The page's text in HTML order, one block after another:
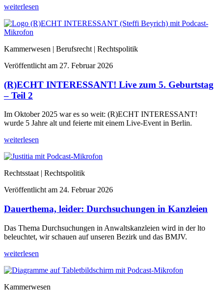
weiterlesen
Kammerwesen | Berufsrecht | Rechtspolitik
Veröffentlicht am 27. Februar 2026
(R)ECHT INTERESSANT! Live zum 5. Geburtstag
– Teil 2
Im Oktober 2025 war es so weit: (R)ECHT INTERESSANT!
wurde 5 Jahre alt und feierte mit einem Live-Event in Berlin.
weiterlesen
Rechtsstaat | Rechtspolitik
Veröffentlicht am 24. Februar 2026
Dauerthema, leider: Durchsuchungen in Kanzleien
Das Thema Durchsuchungen in Anwaltskanzleien wird in der lto
beleuchtet, wir schauen auf unseren Bezirk und das BMJV.
weiterlesen
Kammerwesen